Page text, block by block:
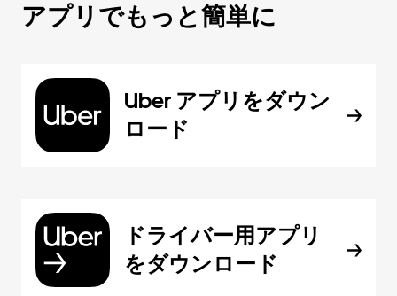
アプリでもっと簡単に
Uber アプリをダウン
ロード
ドライバー用アプリ
をダウンロード